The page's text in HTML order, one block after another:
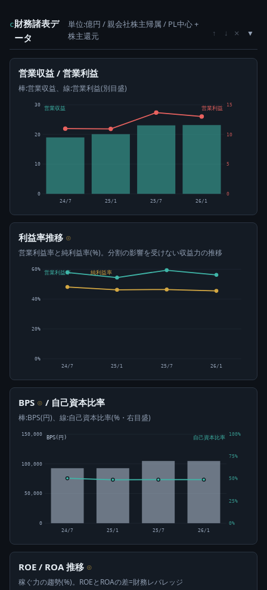
c財務諸表デ
ータ
単位:億円 / 親会社株主帰属 / PL中心 +
株主還元
↑ ↓ ×
営業収益 / 営業利益
棒:営業収益、線:営業利益(別目盛)
0
10
20
30
0
5
10
15
24/7 25/1 25/7 26/1
営業収益 営業利益
利益率推移 ⊙
営業利益率と純利益率(%)。分割の影響を受けない収益力の推移
0%
20%
40%
60%
営業利益率 純利益率
24/7 25/1 25/7 26/1
BPS ⊙ / 自己資本比率
棒:BPS(円)、線:自己資本比率(%・右目盛)
0
50,000
100,000
150,000
0%
25%
50%
75%
100%
24/7 25/1 25/7 26/1
BPS(円) 自己資本比率
ROE / ROA 推移 ⊙
稼ぐ力の趨勢(%)。ROEとROAの差=財務レバレッジ